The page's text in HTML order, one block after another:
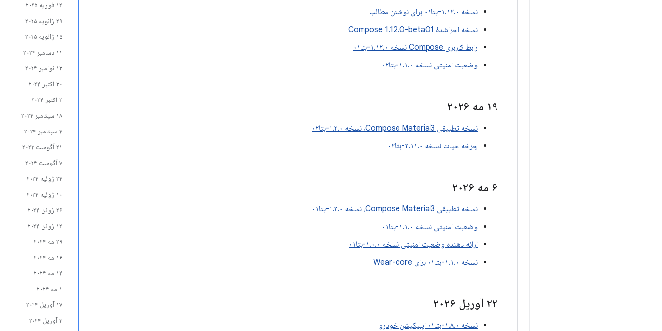
۱۲ فوریه ۲۰۲۵
۲۹ ژانویه ۲۰۲۵
۱۵ ژانویه ۲۰۲۵
۱۱ دسامبر ۲۰۲۴
۱۳ نوامبر ۲۰۲۴
۳۰ اکتبر ۲۰۲۴
۲ اکتبر ۲۰۲۴
۱۸ سپتامبر ۲۰۲۴
۴ سپتامبر ۲۰۲۴
۲۱ آگوست ۲۰۲۴
۷ آگوست ۲۰۲۴
۲۴ ژوئیه ۲۰۲۴
۱۰ ژوئیه ۲۰۲۴
۲۶ ژوئن ۲۰۲۴
۱۲ ژوئن ۲۰۲۴
۲۹ مه ۲۰۲۴
۱۶ مه ۲۰۲۴
۱۴ مه ۲۰۲۴
۱ مه ۲۰۲۴
۱۷ آوریل ۲۰۲۴
۳ آوریل ۲۰۲۴
نسخهٔ ۱.۱۲.۰-بتا۰۱ برای نوشتن مطالب
نسخهٔ اجراشدهٔ Compose 1.12.0-beta01
رابط کاربری Compose نسخه ۱.۱۲.۰-بتا۰۱
وضعیت امنیتی نسخه ۱.۱.۰-بتا۰۲
۱۹ مه ۲۰۲۶
نسخه تطبیقی ​​Compose Material3، نسخه ۱.۳.۰-بتا۰۲
چرخه حیات نسخه ۲.۱۱.۰-بتا۰۲
۶ مه ۲۰۲۶
نسخه تطبیقی ​​Compose Material3، نسخه ۱.۳.۰-بتا۰۱
وضعیت امنیتی نسخه ۱.۱.۰-بتا۰۱
ارائه دهنده وضعیت امنیتی نسخه ۱.۰.۰-بتا۰۱
نسخه ۱.۱.۰-بتا۰۱ برای Wear-core
۲۲ آوریل ۲۰۲۶
نسخه ۱.۸.۰-بتا۰۱ اپلیکیشن خودرو